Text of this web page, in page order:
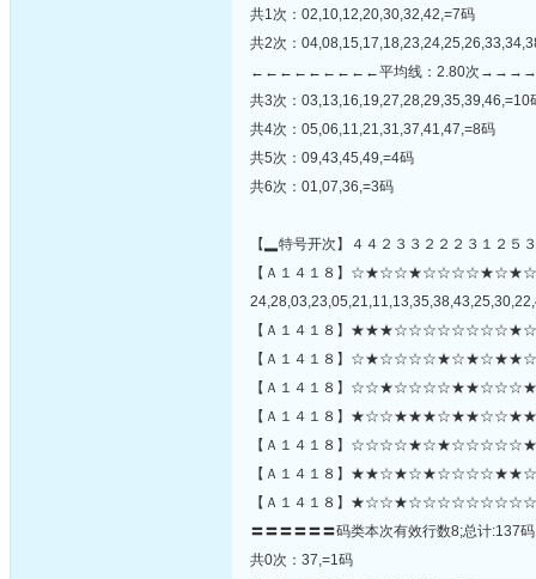
共1次：02,10,12,20,30,32,42,=7码
共2次：
←←←←←←←←←平均线：2.80次
共3次：03,13,16,19,27,28,29,35,39,46,=10
共4次：05,06,11,21,31,37,41,47,=8码
共5次：09,43,45,49,=4码
共6次：01,07,36,=3码
【▂特号开次】４４２３３２２２３１２５
【Ａ１４１８】
【Ａ１４１８】
【Ａ１４１８】
【Ａ１４１８】
【Ａ１４１８】
【Ａ１４１８】
【Ａ１４１８】
【Ａ１４１８】
〓〓〓〓〓〓码类本次有效行数8;总计:137
共0次：37,=1码